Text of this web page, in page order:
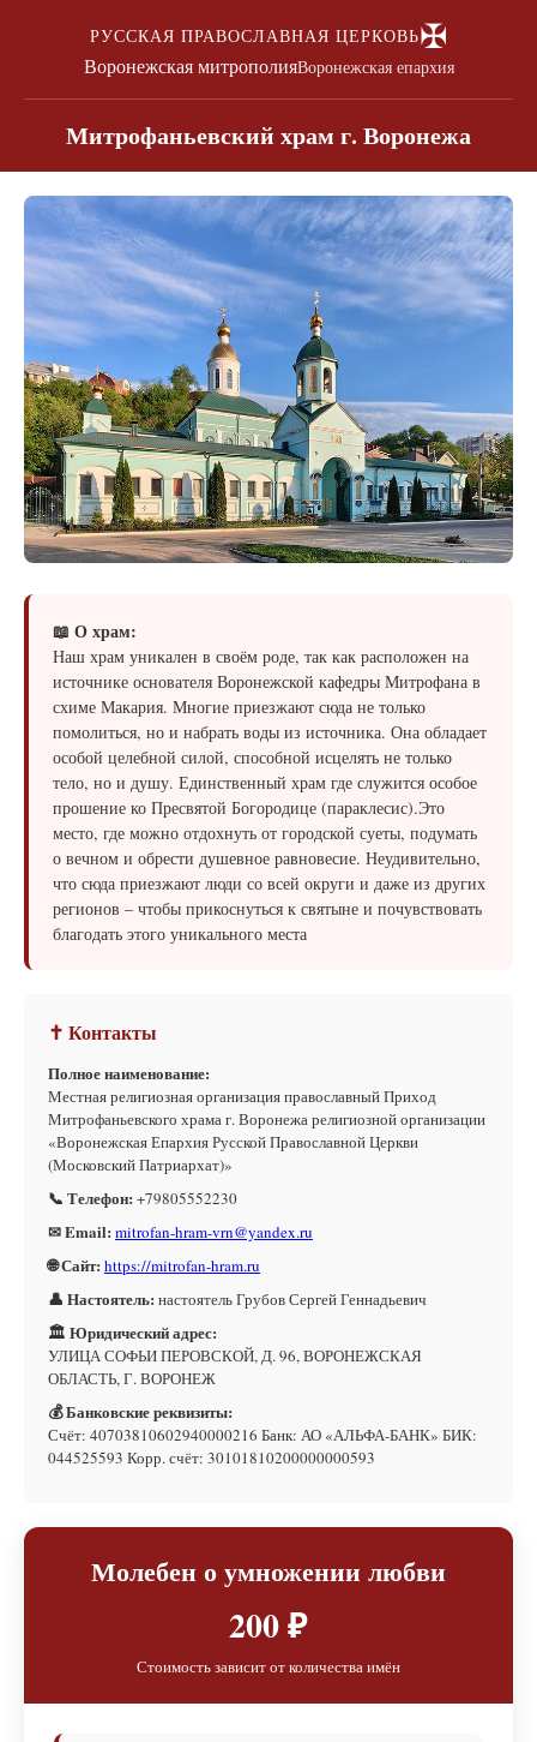
РУССКАЯ ПРАВОСЛАВНАЯ ЦЕРКОВЬ✠
Воронежская митрополияВоронежская епархия
Митрофаньевский храм г. Воронежа
📖 О храм:
Наш храм уникален в своём роде, так как расположен на
источнике основателя Воронежской кафедры Митрофана в
схиме Макария. Многие приезжают сюда не только
помолиться, но и набрать воды из источника. Она обладает
особой целебной силой, способной исцелять не только
тело, но и душу. Единственный храм где служится особое
прошение ко Пресвятой Богородице (параклесис).Это
место, где можно отдохнуть от городской суеты, подумать
о вечном и обрести душевное равновесие. Неудивительно,
что сюда приезжают люди со всей округи и даже из других
регионов – чтобы прикоснуться к святыне и почувствовать
благодать этого уникального места
✝ Контакты
Полное наименование:
Местная религиозная организация православный Приход
Митрофаньевского храма г. Воронежа религиозной организации
«Воронежская Епархия Русской Православной Церкви
(Московский Патриархат)»
📞 Телефон: +79805552230
✉ Email: mitrofan-hram-vrn@yandex.ru
🌐 Сайт: https://mitrofan-hram.ru
👤 Настоятель: настоятель Грубов Сергей Геннадьевич
🏛 Юридический адрес:
УЛИЦА СОФЬИ ПЕРОВСКОЙ, Д. 96, ВОРОНЕЖСКАЯ
ОБЛАСТЬ, Г. ВОРОНЕЖ
💰 Банковские реквизиты:
Счёт: 40703810602940000216 Банк: АО «АЛЬФА-БАНК» БИК:
044525593 Корр. счёт: 30101810200000000593
Молебен о умножении любви
200 ₽
Стоимость зависит от количества имён